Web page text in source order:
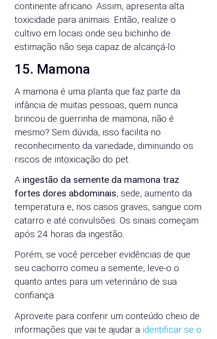
continente africano. Assim, apresenta alta
toxicidade para animais. Então, realize o
cultivo em locais onde seu bichinho de
estimação não seja capaz de alcançá-lo.
15. Mamona
A mamona é uma planta que faz parte da
infância de muitas pessoas, quem nunca
brincou de guerrinha de mamona, não é
mesmo? Sem dúvida, isso facilita no
reconhecimento da variedade, diminuindo os
riscos de intoxicação do pet.
A ingestão da semente da mamona traz
fortes dores abdominais, sede, aumento da
temperatura e, nos casos graves, sangue com
catarro e até convulsões. Os sinais começam
após 24 horas da ingestão.
Porém, se você perceber evidências de que
seu cachorro comeu a semente, leve-o o
quanto antes para um veterinário de sua
confiança.
Aproveite para conferir um conteúdo cheio de
informações que vai te ajudar a identificar se o